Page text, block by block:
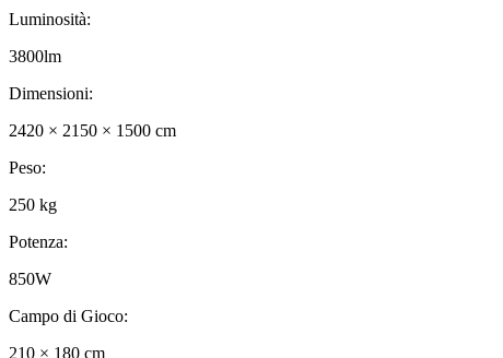
Luminosità:
3800lm
Dimensioni:
2420 × 2150 × 1500 cm
Peso:
250 kg
Potenza:
850W
Campo di Gioco:
210 × 180 cm